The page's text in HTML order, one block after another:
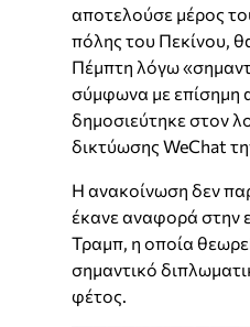
αποτελούσε μέρος
πόλης του Πεκίνου,
Πέμπτη λόγω
σύμφωνα με επίσημη
δημοσιεύτηκε στον
δικτύωσης WeChat
Η ανακοίνωση δεν
έκανε αναφορά στην
Τραμπ, η οποία
σημαντικό
φέτος.